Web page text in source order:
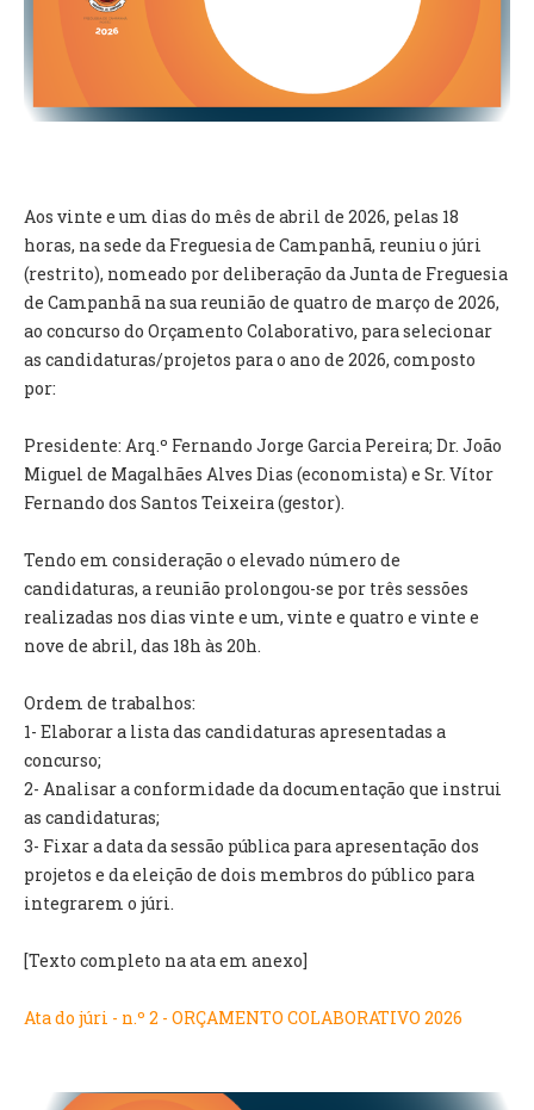
CONSTITUIÇÃO
EXECUTIVO E PELOUROS
ASSEMBLEIA DE FREGUESIA
GRAVAÇÕES DAS REUNIÕES PÚBLICAS DO EXECUTIVO
DOCUMENTOS
ATAS E DOCUMENTOS DA ASSEMBLEIA
REGULAMENTOS E TAXAS
PLANO E ORÇAMENTO
RELATÓRIO E CONTAS
RECRUTAMENTO PESSOAL
CÓDIGO DE CONDUTA
ORÇAMENTO COLABORATIVO
FUNDO DE APOIO AO ASSOCIATIVISMO
SERVIÇOS
GERAIS
SECRETARIA
CANÍDEOS
CEMITÉRIO
ATESTADOS
Aos vinte e um dias do mês de abril de 2026, pelas 18
horas, na sede da Freguesia de Campanhã, reuniu o júri
(restrito), nomeado por deliberação da Junta de Freguesia
de Campanhã na sua reunião de quatro de março de 2026,
ao concurso do Orçamento Colaborativo, para selecionar
as candidaturas/projetos para o ano de 2026, composto
por:
Presidente: Arq.º Fernando Jorge Garcia Pereira; Dr. João
Miguel de Magalhães Alves Dias (economista) e Sr. Vítor
Fernando dos Santos Teixeira (gestor).
Tendo em consideração o elevado número de
candidaturas, a reunião prolongou-se por três sessões
realizadas nos dias vinte e um, vinte e quatro e vinte e
nove de abril, das 18h às 20h.
Ordem de trabalhos:
1- Elaborar a lista das candidaturas apresentadas a
concurso;
2- Analisar a conformidade da documentação que instrui
as candidaturas;
3- Fixar a data da sessão pública para apresentação dos
projetos e da eleição de dois membros do público para
integrarem o júri.
[Texto completo na ata em anexo]
Ata do júri - n.º 2 - ORÇAMENTO COLABORATIVO 2026